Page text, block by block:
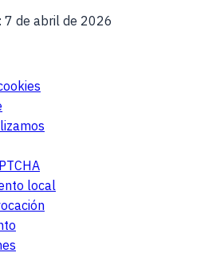
7 de abril de 2026
local